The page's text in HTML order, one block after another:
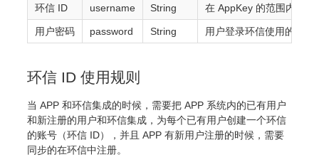
环信 ID username String 在 AppKey 的范围内唯
用户密码 password String 用户登录环信使用的密码
环信 ID 使用规则
当 APP 和环信集成的时候，需要把 APP 系统内的已有用户
和新注册的用户和环信集成，为每个已有用户创建一个环信
的账号（环信 ID），并且 APP 有新用户注册的时候，需要
同步的在环信中注册。